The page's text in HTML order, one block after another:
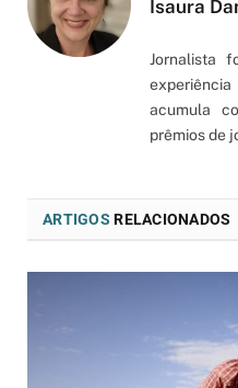
Isaura
Jornalista
acumula
prêmios de
ARTIGOS RELACIONADOS